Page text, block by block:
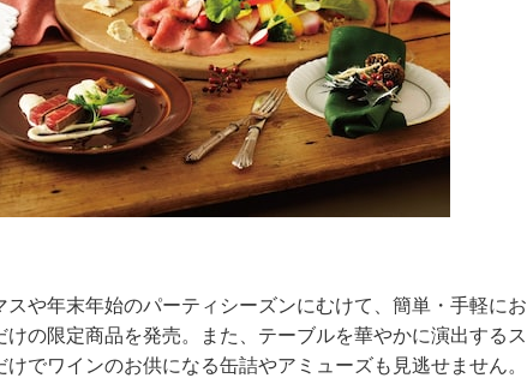
や年末年始のパーティシーズンにむけて、簡単・手軽にお
の限定商品を発売。また、テーブルを華やかに演出するス
でワインのお供になる缶詰やアミューズも見逃せません。